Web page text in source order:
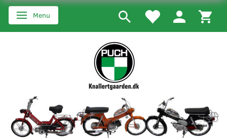
Skifte navigation
Menu